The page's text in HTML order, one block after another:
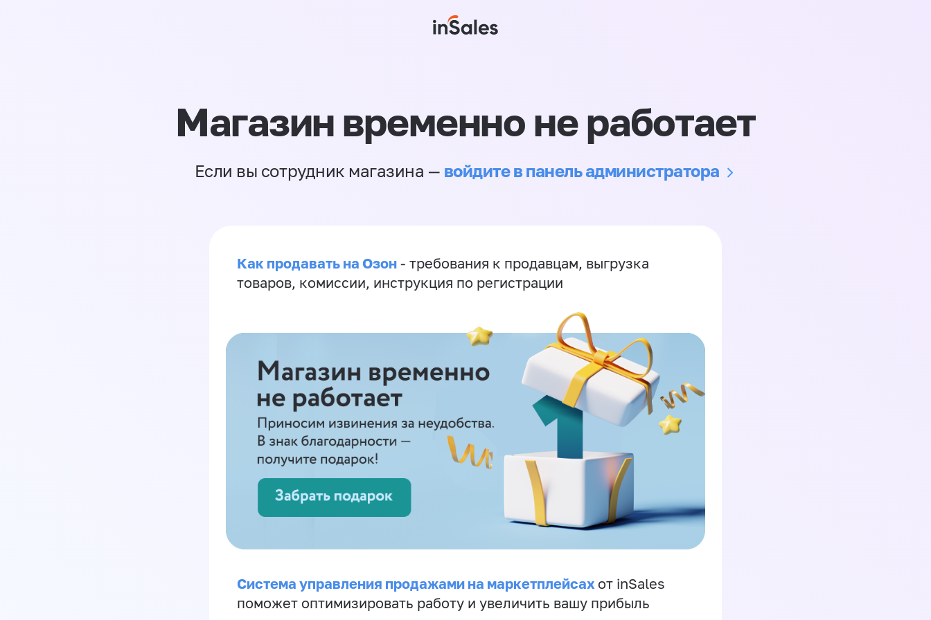
Магазин временно не работает
Если вы сотрудник магазина — войдите в панель администратора
Как продавать на Озон - требования к продавцам, выгрузка
товаров, комиссии, инструкция по регистрации
Система управления продажами на маркетплейсах от inSales
поможет оптимизировать работу и увеличить вашу прибыль